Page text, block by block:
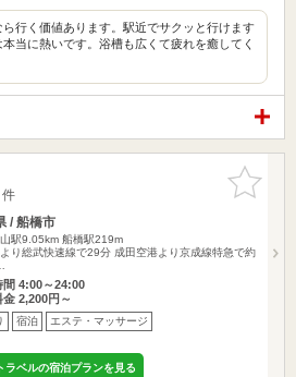
行く価値あります。駅近でサクッと行けます
当に熱いです。浴槽も広くて疲れを癒してく
お気に入
りに追加
/ 船橋市
駅9.05km 船橋駅219m
り総武快速線で29分 成田空港より京成線特急で約
間 4:00～24:00
金 2,200円～
宿泊 エステ・マッサージ
ラベルの宿泊プランを見る